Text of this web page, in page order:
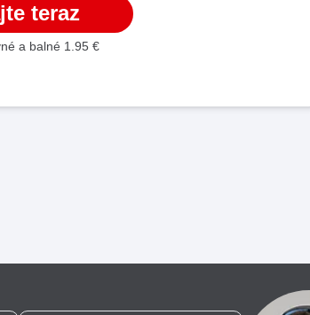
teraz
a balné 1.95 €